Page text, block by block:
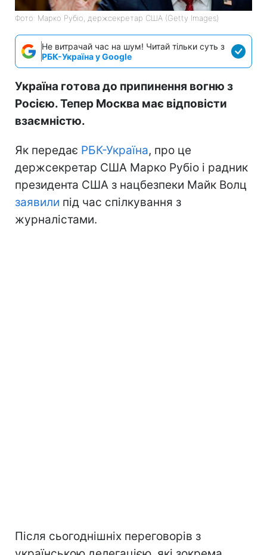
Фото: Марко Рубіо, держсекретар США (Getty Images)
Не витрачай час на шум! Читай тільки суть з
РБК-Україна у Google
Україна готова до припинення вогню з
Росією. Тепер Москва має відповісти
взаємністю.
Як передає РБК-Україна, про це
держсекретар США Марко Рубіо і радник
президента США з нацбезпеки Майк Волц
заявили під час спілкування з
журналістами.
Після сьогоднішніх переговорів з